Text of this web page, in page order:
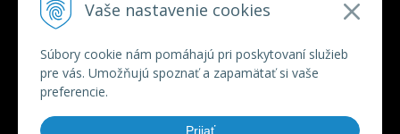
Vaše nastavenie cookies
Súbory cookie nám pomáhajú pri poskytovaní služieb
pre vás. Umožňujú spoznať a zapamätať si vaše
preferencie.
Prijať
Tel.:+421 910 228 822
E-mail: deltatex@deltatex.sk
VŠETKO O NÁKUPE